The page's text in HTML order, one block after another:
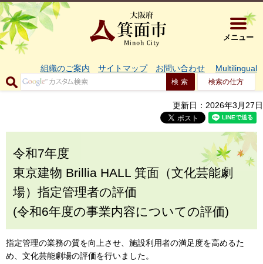
大阪府箕
メニュー
組織のご案内 サイトマップ お問い合わせ Multilingual
検索の仕方
更新日：2026年3月27日
令和7年度
東京建物 Brillia HALL 箕面（文化芸能劇
場）指定管理者の評価
(令和6年度の事業内容についての評価)
指定管理の業務の質を向上させ、施設利用者の満足度を高めるた
め、文化芸能劇場の評価を行いました。